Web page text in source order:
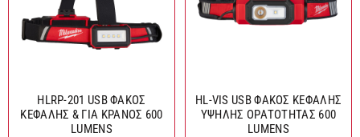
HLRP-201 USB ΦΑΚΟΣ
ΚΕΦΑΛΗΣ & ΓΙΑ ΚΡΑΝΟΣ 600
LUMENS
HL-VIS USB ΦΑΚΟΣ ΚΕΦΑΛΗΣ
ΥΨΗΛΗΣ ΟΡΑΤΟΤΗΤΑΣ 600
LUMENS